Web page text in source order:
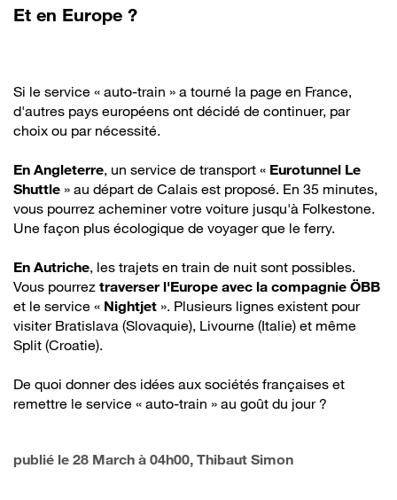
Et en Europe ?
Si le service « auto-train » a tourné la page en France,
d'autres pays européens ont décidé de continuer, par
choix ou par nécessité.
En Angleterre, un service de transport « Eurotunnel Le
Shuttle » au départ de Calais est proposé. En 35 minutes,
vous pourrez acheminer votre voiture jusqu'à Folkestone.
Une façon plus écologique de voyager que le ferry.
En Autriche, les trajets en train de nuit sont possibles.
Vous pourrez traverser l'Europe avec la compagnie ÖBB
et le service « Nightjet ». Plusieurs lignes existent pour
visiter Bratislava (Slovaquie), Livourne (Italie) et même
Split (Croatie).
De quoi donner des idées aux sociétés françaises et
remettre le service « auto-train » au goût du jour ?
publié le 28 March à 04h00, Thibaut Simon